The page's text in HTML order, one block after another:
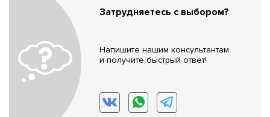
Затрудняетесь с выбором?
Напишите нашим консультантам
и получите быстрый ответ!